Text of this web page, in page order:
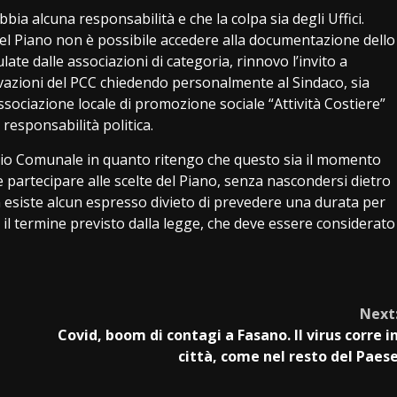
alcuna responsabilità e che la colpa sia degli Uffici.
Piano non è possibile accedere alla documentazione dello
dalle associazioni di categoria, rinnovo l’invito a
del PCC chiedendo personalmente al Sindaco, sia
locale di promozione sociale “Attività Costiere”
responsabilità politica.
Comunale in quanto ritengo che questo sia il momento
alle scelte del Piano, senza nascondersi dietro
alcun espresso divieto di prevedere una durata per
termine previsto dalla legge, che deve essere considerato
Covid, boom di contagi a Fasano. Il virus corre
città, come nel resto del